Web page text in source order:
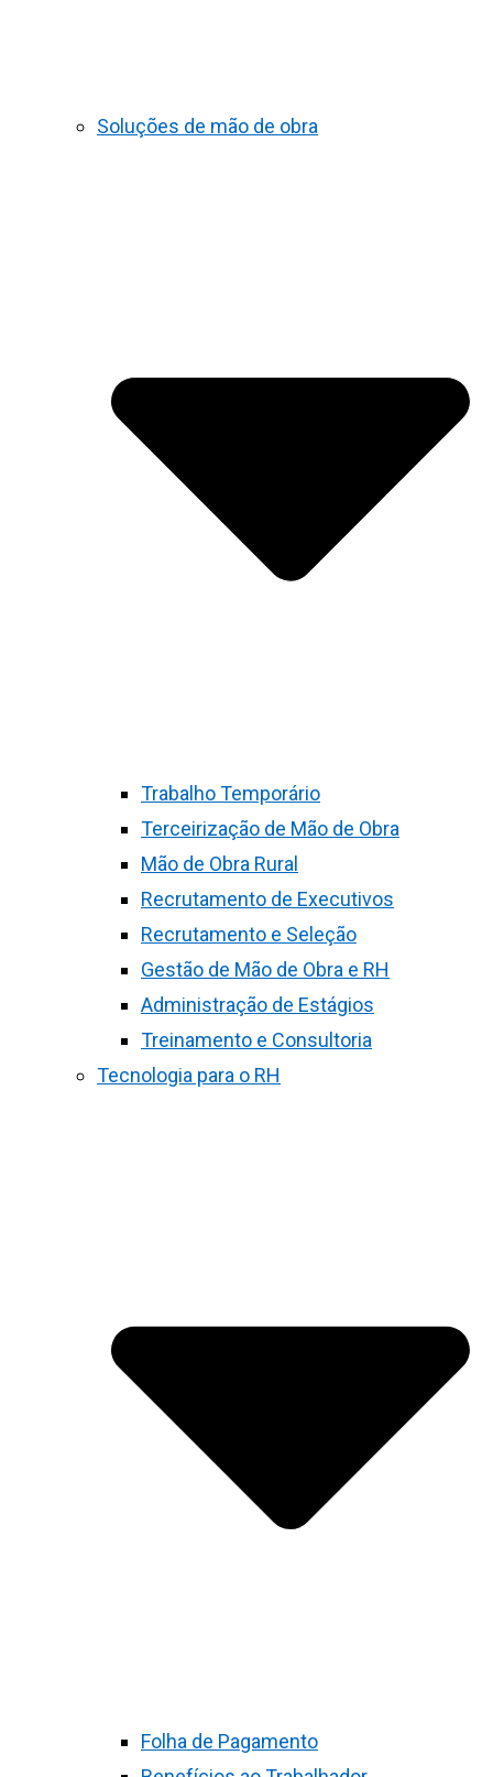
Soluções de mão de obra
Trabalho Temporário
Terceirização de Mão de Obra
Mão de Obra Rural
Recrutamento de Executivos
Recrutamento e Seleção
Gestão de Mão de Obra e RH
Administração de Estágios
Treinamento e Consultoria
Tecnologia para o RH
Folha de Pagamento